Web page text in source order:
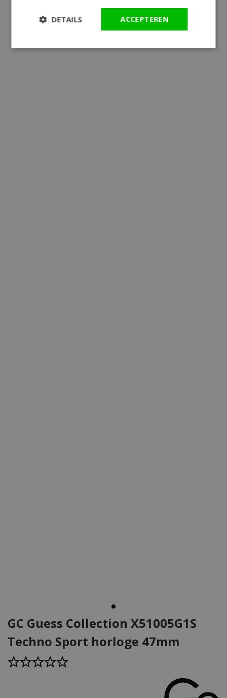
GC Guess Collection X51005G1S
Techno Sport horloge 47mm
ACCEPTEREN
DETAILS